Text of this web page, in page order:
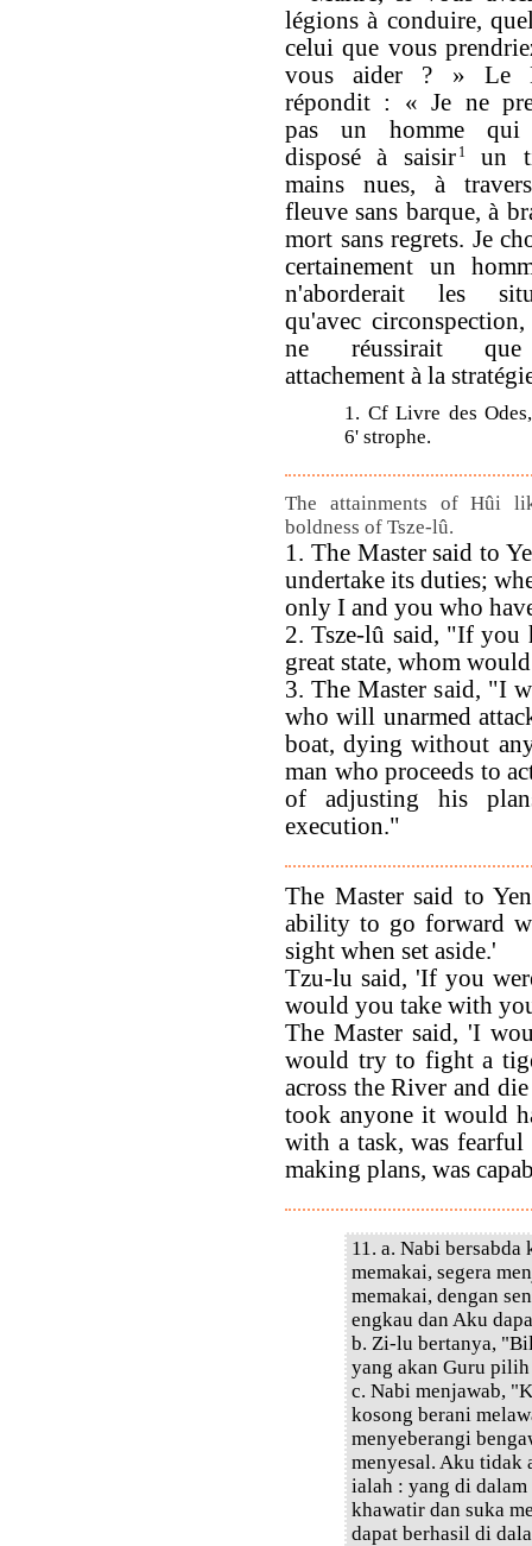
légions à conduire,
celui que vous
vous aider ? » Le
répondit : « Je ne
pas un homme qui
disposé à saisir 1un
mains nues, à
fleuve sans barque, à
mort sans regrets. Je
certainement un
n'aborderait les
qu'avec
ne réussirait
attachement à la
1. Cf Livre des
6' strophe.
The attainments of Hûi
boldness of Tsze-lû.
1. The Master said to
undertake its duties;
only I and you who
2. Tsze-lû said, "If you
great state, whom
3. The Master said, "I
who will unarmed
boat, dying without
man who proceeds to
of adjusting his
execution."
The Master said to
ability to go forward
sight when set aside.'
Tzu-lu said, 'If you
would you take with
The Master said, 'I
would try to fight a
across the River and
took anyone it would
with a task, was
making plans, was
11. a. Nabi bersabda
memakai, segera
memakai, dengan
engkau dan Aku
b. Zi-lu bertanya,
yang akan Guru
c. Nabi menjawab,
kosong berani
menyeberangi
menyesal. Aku tidak
ialah : yang di dalam
khawatir dan suka
dapat berhasil di